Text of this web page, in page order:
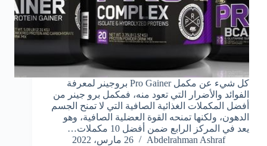
كل شيء عن مكمل Pro Gainer بروجينر لمعرفة
الفوائد والأضرار التي تعود منه، فمكمل برو جينر من
أفضل المكملات الغذائية الصافية التي لا تمنح الجسم
الدهون، ولكنها تمنحه القوة العضلية الصافية، وهو
يعد في المركز الرابع ضمن أفضل 10 مكملات…
Abdelrahman Ashraf
26 مارس، 2022